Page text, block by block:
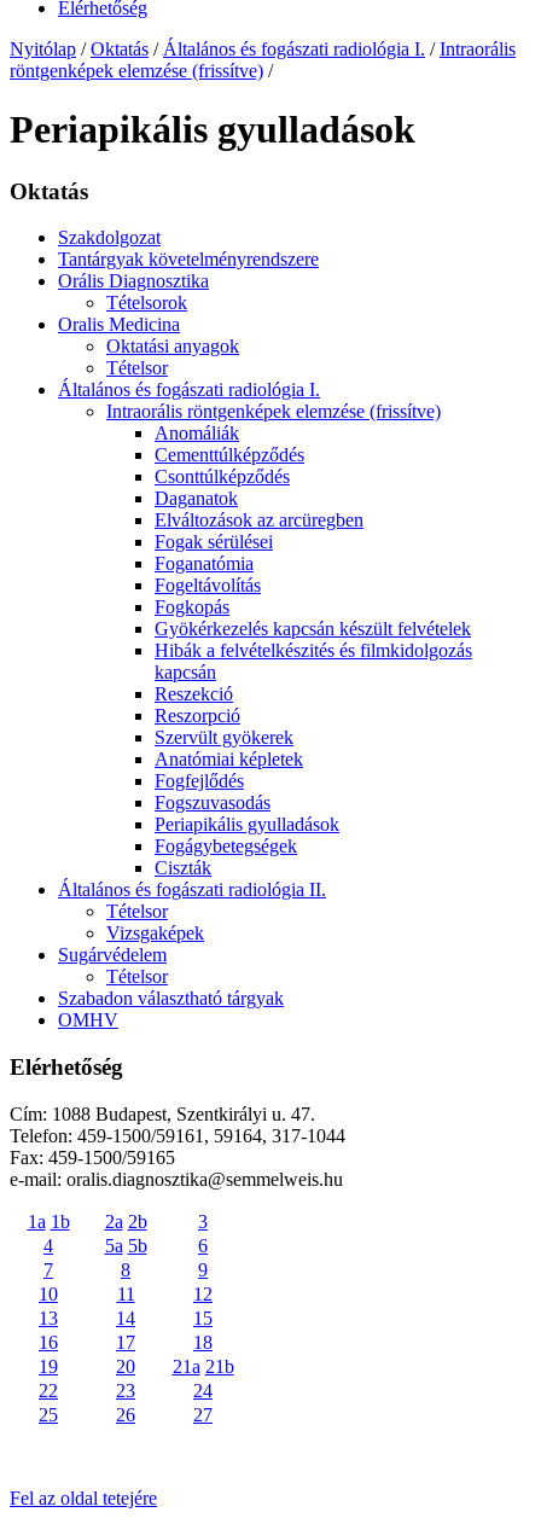
Elérhetőség
Nyitólap / Oktatás / Általános és fogászati radiológia I. / Intraorális
röntgenképek elemzése (frissítve) /
Periapikális gyulladások
Oktatás
Szakdolgozat
Tantárgyak követelményrendszere
Orális Diagnosztika
Tételsorok
Oralis Medicina
Oktatási anyagok
Tételsor
Általános és fogászati radiológia I.
Intraorális röntgenképek elemzése (frissítve)
Anomáliák
Cementtúlképződés
Csonttúlképződés
Daganatok
Elváltozások az arcüregben
Fogak sérülései
Foganatómia
Fogeltávolítás
Fogkopás
Gyökérkezelés kapcsán készült felvételek
Hibák a felvételkészités és filmkidolgozás
kapcsán
Reszekció
Reszorpció
Szervült gyökerek
Anatómiai képletek
Fogfejlődés
Fogszuvasodás
Periapikális gyulladások
Fogágybetegségek
Ciszták
Általános és fogászati radiológia II.
Tételsor
Vizsgaképek
Sugárvédelem
Tételsor
Szabadon választható tárgyak
OMHV
Elérhetőség
Cím: 1088 Budapest, Szentkirályi u. 47.
Telefon: 459-1500/59161, 59164, 317-1044
Fax: 459-1500/59165
e-mail: oralis.diagnosztika@semmelweis.hu
1a 1b 2a 2b
3
4
5a 5b
6
7
8
9
10
11
12
13
14
15
16
17
18
19
20 21a 21b
22
23
24
25
26 27
Fel az oldal tetejére